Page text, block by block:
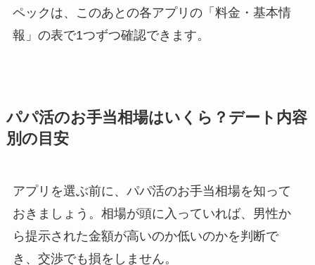
ペックは、このあとの各アプリの「料金・基本情
報」の表で1つずつ確認できます。
パパ活のお手当相場はいくら？デート内容
別の目安
アプリを選ぶ前に、パパ活のお手当相場を知って
おきましょう。相場が頭に入っていれば、男性か
ら提示された金額が高いのか低いのかを判断で
き、交渉でも損をしません。